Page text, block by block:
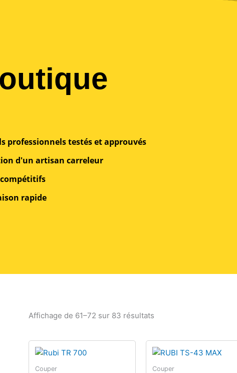
professionnels testés et approuvés
d'un artisan carreleur
rapide
Affichage de 61–72 sur 83 résultats
Couper Couper